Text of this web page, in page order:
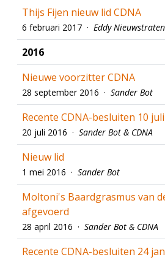
Thijs Fijen nieuw lid CDNA
6 februari 2017 · Eddy Nieuwstraten
2016
Nieuwe voorzitter CDNA
28 september 2016 · Sander Bot
Recente CDNA-besluiten 10
20 juli 2016 · Sander Bot & CDNA
Nieuw lid
1 mei 2016 · Sander Bot
Moltoni's Baardgrasmus van
afgevoerd
28 april 2016 · Sander Bot & CDNA
Recente CDNA-besluiten 24